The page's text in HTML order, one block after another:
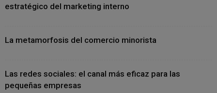
estratégico del marketing interno
La metamorfosis del comercio minorista
Las redes sociales: el canal más eficaz para las
pequeñas empresas